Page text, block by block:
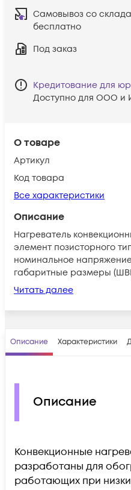
О товаре
Артикул
Код товара
Все характеристики
Описание
Нагреватель
элемент позисторного
номинальное
габаритные размеры
Читать далее
Самовывоз со
бесплатно
Под заказ
Кредитование для
Доступно для ООО и
Описание Характеристики
Описание
Конвекционные
разработаны для
работающих при